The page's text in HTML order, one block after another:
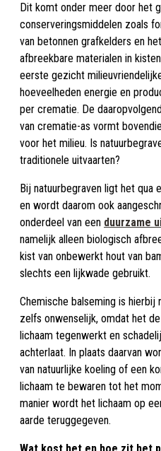
Dit komt onder meer door het
conserveringsmiddelen zoals
van betonnen grafkelders en
afbreekbare materialen in
eerste gezicht
hoeveelheden energie en
per crematie. De
van crematie-as vormt
voor het milieu. Is
traditionele uitvaarten?
Bij natuurbegraven ligt het qua
en wordt daarom ook
onderdeel van een duurzame
namelijk alleen biologisch
kist van onbewerkt hout van
slechts een lijkwade gebruikt.
Chemische balseming is hierbij
zelfs onwenselijk, omdat het
lichaam tegenwerkt en
achterlaat. In plaats daarvan
van natuurlijke koeling of een
lichaam te bewaren tot het
manier wordt het lichaam op
aarde teruggegeven.